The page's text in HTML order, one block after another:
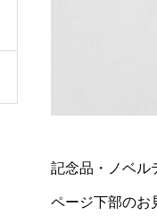
記念品・ノベル
ページ下部のお